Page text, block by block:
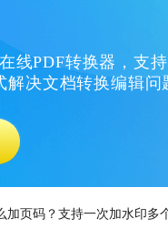
线PDF转换器，支
解决文档转换编辑问
加页码？支持一次加水印多